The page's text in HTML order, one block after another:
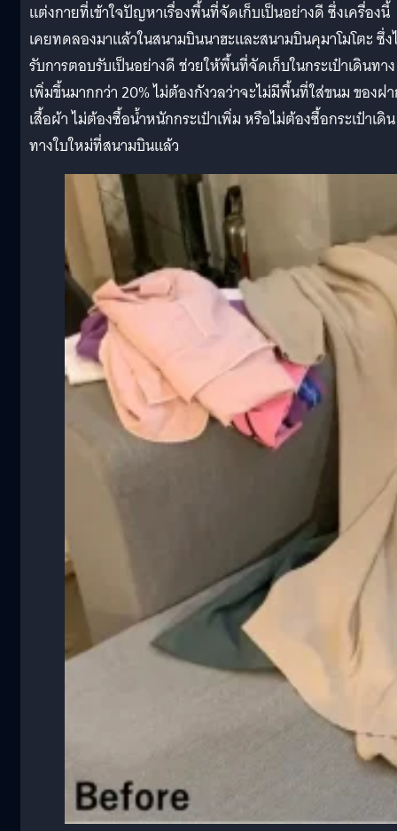
แต่งกายที่เข้าใจปัญหาเรื่องพื้นที่จัดเก็บเป็นอย่างดี ซึ่งเครื่องนี้
เคยทดลองมาแล้วในสนามบินนาฮะและสนามบินคุมาโมโตะ ซึ่ง
รับการตอบรับเป็นอย่างดี ช่วยให้พื้นที่จัดเก็บในกระเป๋าเดินทาง
เพิ่มขึ้นมากกว่า 20% ไม่ต้องกังวลว่าจะไม่มีพื้นที่ใส่ขนม ของฝ
เสื้อผ้า ไม่ต้องซื้อน้ำหนักกระเป๋าเพิ่ม หรือไม่ต้องซื้อกระเป๋าเดิน
ทางใบใหม่ที่สนามบินแล้ว